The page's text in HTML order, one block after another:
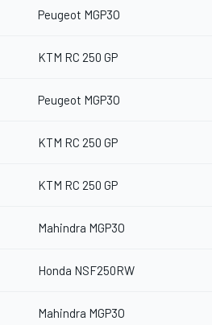
Peugeot MGP3O
KTM RC 250 GP
Peugeot MGP3O
KTM RC 250 GP
KTM RC 250 GP
Mahindra MGP3O
Honda NSF250RW
Mahindra MGP3O